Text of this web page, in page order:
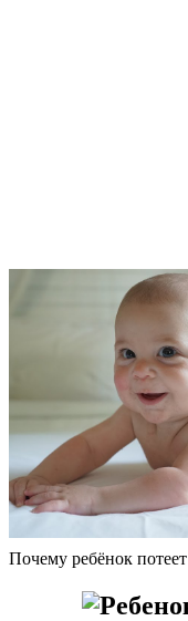
Почему ребёнок потеет